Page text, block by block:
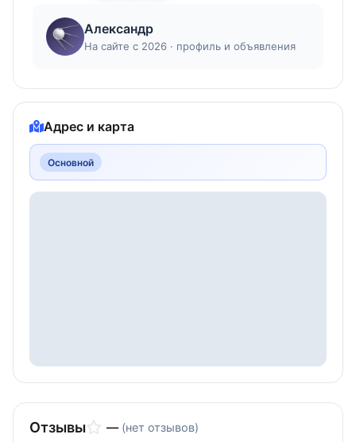
Александр
На сайте с 2026 · профиль и объявления
Адрес и карта
Основной
Отзывы — (нет отзывов)